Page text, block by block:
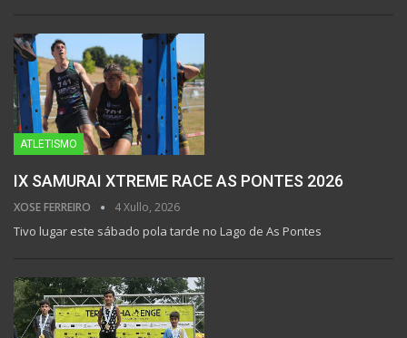
ATLETISMO
IX SAMURAI XTREME RACE AS PONTES 2026
XOSE FERREIRO 4 Xullo, 2026
Tivo lugar este sábado pola tarde no Lago de As Pontes